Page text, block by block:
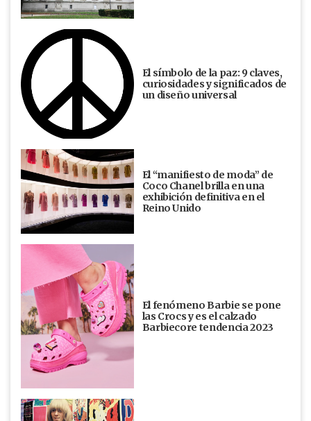
El símbolo de la paz: 9 claves,
curiosidades y significados de
un diseño universal
El “manifiesto de moda” de
Coco Chanel brilla en una
exhibición definitiva en el
Reino Unido
El fenómeno Barbie se pone
las Crocs y es el calzado
Barbiecore tendencia 2023